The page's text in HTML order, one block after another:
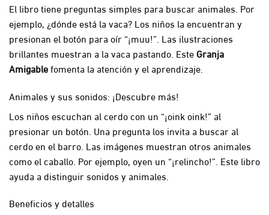
El libro tiene preguntas simples para buscar animales. Por
ejemplo, ¿dónde está la vaca? Los niños la encuentran y
presionan el botón para oír “¡muu!”. Las ilustraciones
brillantes muestran a la vaca pastando. Este Granja
Amigablefomenta la atención y el aprendizaje.
Animales y sus sonidos: ¡Descubre más!
Los niños escuchan al cerdo con un “¡oink oink!” al
presionar un botón. Una pregunta los invita a buscar al
cerdo en el barro. Las imágenes muestran otros animales
como el caballo. Por ejemplo, oyen un “¡relincho!”. Este libro
ayuda a distinguir sonidos y animales.
Beneficios y detalles